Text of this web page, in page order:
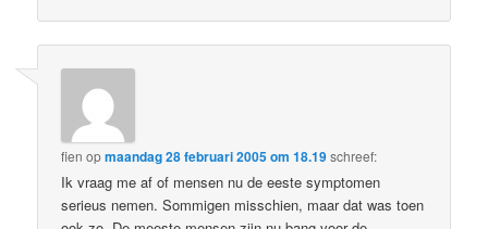
fien opmaandag 28 februari 2005 om 18.19schreef:
Ik vraag me af of mensen nu de eeste symptomen
serieus nemen. Sommigen misschien, maar dat was toen